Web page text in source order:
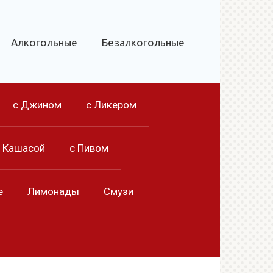
Алкогольные Безалкогольные
с Джином с Ликером
Кашасой с Пивом
Лимонады Смузи